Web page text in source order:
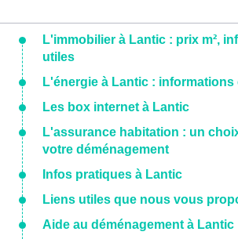
L'immobilier à Lantic : prix m²,
utiles
L'énergie à Lantic : informations
Les box internet à Lantic
L'assurance habitation : un
votre déménagement
Infos pratiques à Lantic
Liens utiles que nous vous
Aide au déménagement à Lantic